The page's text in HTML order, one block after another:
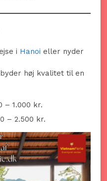
i Hanoi eller nyder
høj kvalitet til en
– 1.000 kr.
– 2.500 kr.